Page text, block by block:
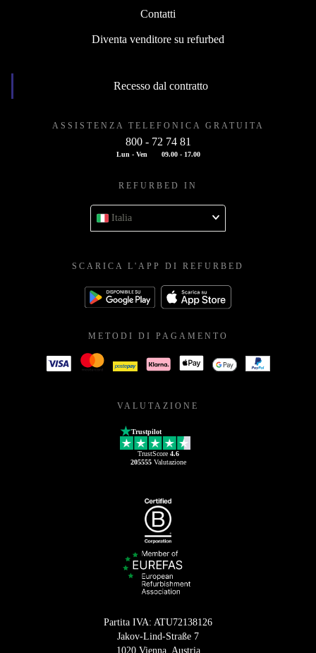
Contatti
Diventa venditore su refurbed
Recesso dal contratto
ASSISTENZA TELEFONICA GRATUITA
800 - 72 74 81
Lun - Ven 09.00 - 17.00
REFURBED IN
Italia
SCARICA L'APP DI REFURBED
METODI DI PAGAMENTO
VALUTAZIONE
Trustpilot
TrustScore 4.6
205555Valutazione
Partita IVA: ATU72138126
Jakov-Lind-Straße 7
1020 Vienna, Austria